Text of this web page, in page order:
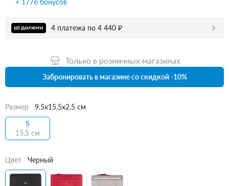
+ 1776 бонусов
4 платежа по 4 440 ₽
Только в розничных магазинах
Забронировать в магазине со скидкой -10%
Размер
9.5x15.5x2.5 см
S
15,5 см
Цвет Черный